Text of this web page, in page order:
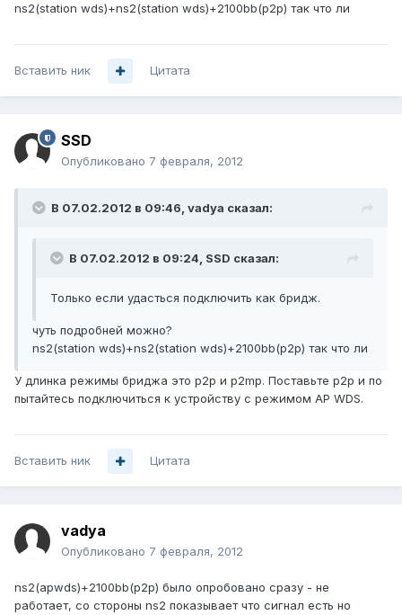
ns2(station wds)+ns2(station wds)+2100bb(p2p) так что ли
Вставить ник Цитата
SSD
Опубликовано 7 февраля, 2012
В 07.02.2012 в 09:46, vadya сказал:
В 07.02.2012 в 09:24, SSD сказал:
Только если удасться подключить как бридж.
чуть подробней можно?
ns2(station wds)+ns2(station wds)+2100bb(p2p) так что ли
У длинка режимы бриджа это p2p и p2mp. Поставьте p2p и по
пытайтесь подключиться к устройству с режимом AP WDS.
Вставить ник Цитата
vadya
Опубликовано 7 февраля, 2012
ns2(apwds)+2100bb(p2p) было опробовано сразу - не
работает, со стороны ns2 показывает что сигнал есть но